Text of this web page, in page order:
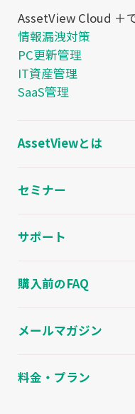
AssetView Cloud ＋
情報漏洩対策
PC更新管理
IT資産管理
SaaS管理
AssetViewとは
セミナー
サポート
購入前のFAQ
メールマガジン
料金・プラン